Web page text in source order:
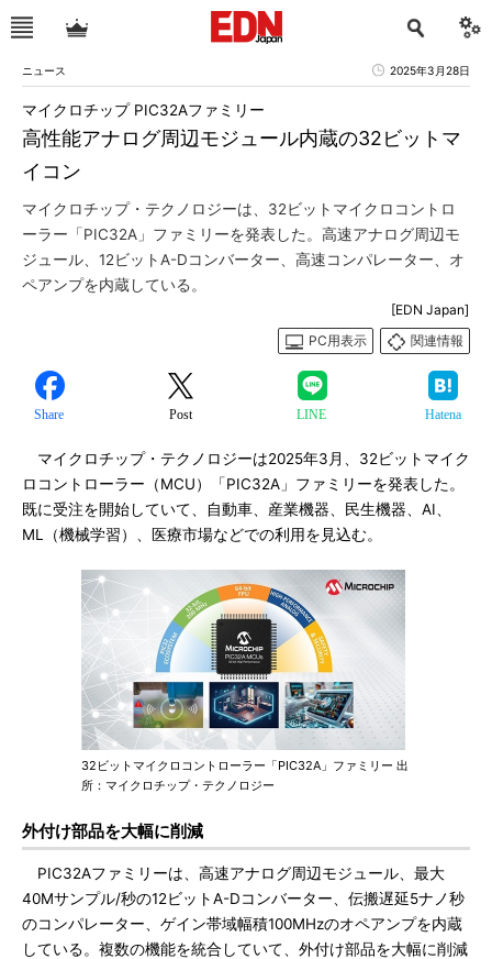
ニュース 2025年3月28日
高性能アナログ周辺モジュール内蔵の32ビットマ
イコン
マイクロチップ PIC32Aファミリー
マイクロチップ・テクノロジーは、32ビットマイクロコントロ
ーラー「PIC32A」ファミリーを発表した。高速アナログ周辺モ
ジュール、12ビットA-Dコンバーター、高速コンパレーター、オ
ペアンプを内蔵している。
[EDN Japan]
PC用表示
関連情報
Share Post LINE Hatena
マイクロチップ・テクノロジーは2025年3月、32ビットマイク
ロコントローラー（MCU）「PIC32A」ファミリーを発表した。
既に受注を開始していて、自動車、産業機器、民生機器、AI、
ML（機械学習）、医療市場などでの利用を見込む。
32ビットマイクロコントローラー「PIC32A」ファミリー 出
所：マイクロチップ・テクノロジー
外付け部品を大幅に削減
PIC32Aファミリーは、高速アナログ周辺モジュール、最大
40Mサンプル/秒の12ビットA-Dコンバーター、伝搬遅延5ナノ秒
のコンパレーター、ゲイン帯域幅積100MHzのオペアンプを内蔵
している。複数の機能を統合していて、外付け部品を大幅に削減